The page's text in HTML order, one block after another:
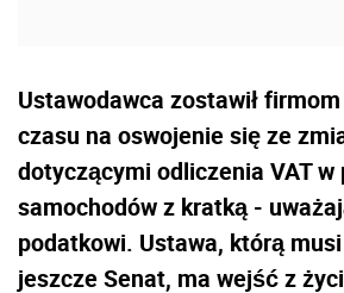
Ustawodawca zostawił
czasu na oswojenie się ze
dotyczącymi odliczenia VAT w
samochodów z kratką -
podatkowi. Ustawa, którą
jeszcze Senat, ma wejść z